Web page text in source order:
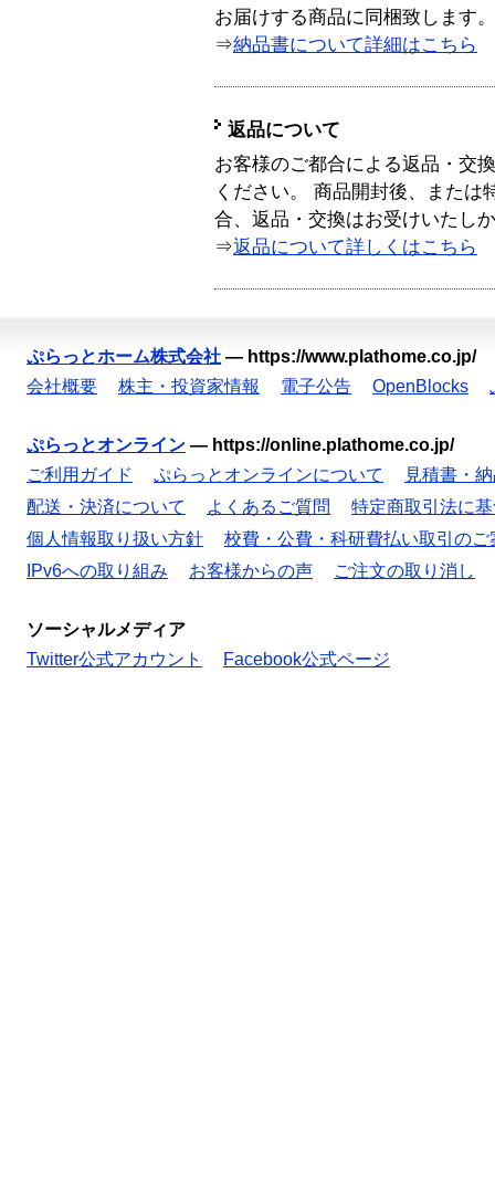
お届けする商品に同梱致します。
⇒納品書について詳細はこちら
返品について
お客様のご都合による返品・交
ください。 商品開封後、または
合、返品・交換はお受けいたし
⇒返品について詳しくはこちら
ぷらっとホーム株式会社 — https://www.plathome.co.jp/
会社概要
株主・投資家情報 電子公告 OpenBlocks
ぷらっとオンライン — https://online.plathome.co.jp/
ご利用ガイド
ぷらっとオンラインについて
見積書・
配送・決済について
よくあるご質問
特定商取引法に
個人情報取り扱い方針
校費・公費・科研費払い取引のご
IPv6への取り組み
お客様からの声 ご注文の取り消し
ソーシャルメディア
Twitter公式アカウント
Facebook公式ページ